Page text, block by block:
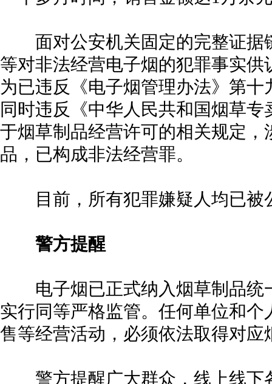
面对公安机关固定的完整证据
等对非法经营电子烟的犯罪事实
为已违反《电子烟管理办法》第
同时违反《中华人民共和国烟草
于烟草制品经营许可的相关规定
品，已构成非法经营罪。
目前，所有犯罪嫌疑人均已被
警方提醒
电子烟已正式纳入烟草制品统
实行同等严格监管。任何单位和
售等经营活动，必须依法取得对应
警方提醒广大群众，线上线下